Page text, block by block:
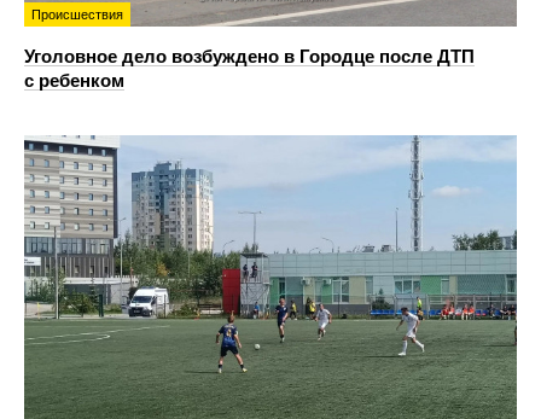
Происшествия
Уголовное дело возбуждено в Городце после ДТП
с ребенком